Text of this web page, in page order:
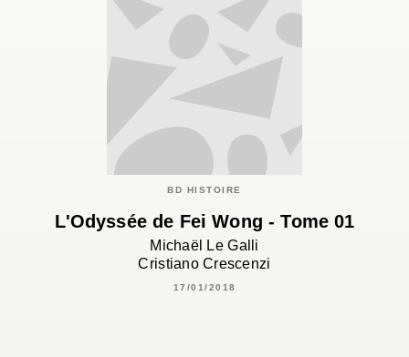
BD HISTOIRE
L'Odyssée de Fei Wong - Tome 01
Michaël Le Galli
Cristiano Crescenzi
17/01/2018